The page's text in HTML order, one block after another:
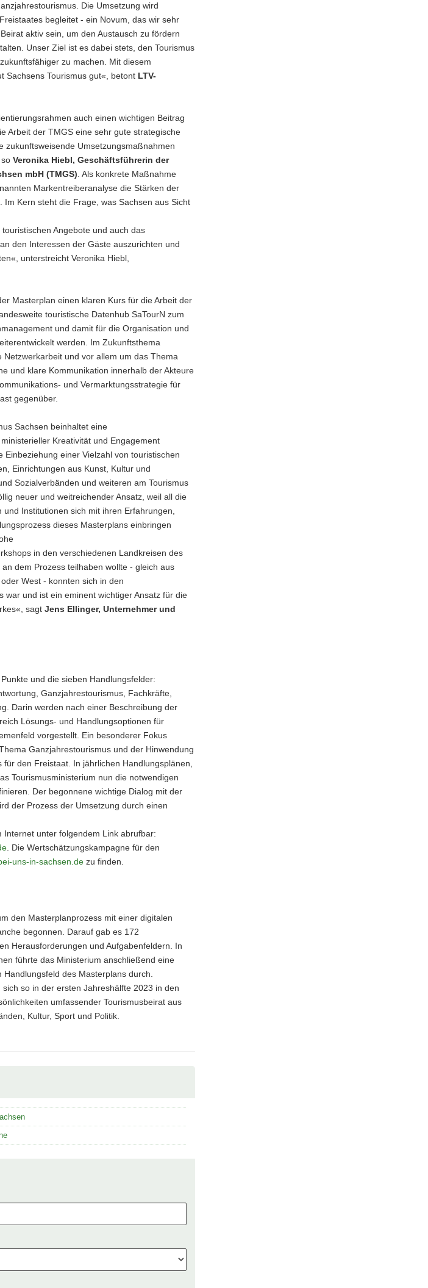
Die Umsetzung wird
begleitet - ein Novum, das wir sehr
aktiv sein, um den Austausch zu fördern
Unser Ziel ist es dabei stets, den Tourismus
zu machen. Mit diesem
Sachsens Tourismus gut«, betont LTV-
auch einen wichtigen Beitrag
Arbeit der TMGS eine sehr gute strategische
zukunftsweisende Umsetzungsmaßnahmen
Veronika Hiebl, Geschäftsführerin der
mbH (TMGS) . Als konkrete Maßnahme
Markentreiberanalyse die Stärken der
Kern steht die Frage, was Sachsen aus Sicht
Angebote und auch das
den Interessen der Gäste auszurichten und
unterstreicht Veronika Hiebl,
Masterplan einen klaren Kurs für die Arbeit der
touristische Datenhub SaTourN zum
und damit für die Organisation und
werden. Im Zukunftsthema
und vor allem um das Thema
und klare Kommunikation innerhalb der Akteure
und Vermarktungsstrategie für
gegenüber.
Sachsen beinhaltet eine
Kreativität und Engagement
einer Vielzahl von touristischen
Einrichtungen aus Kunst, Kultur und
Sozialverbänden und weiteren am Tourismus
neuer und weitreichender Ansatz, weil all die
Institutionen sich mit ihren Erfahrungen,
dieses Masterplans einbringen
in den verschiedenen Landkreisen des
dem Prozess teilhaben wollte - gleich aus
West - konnten sich in den
war und ist ein eminent wichtiger Ansatz für die
sagt Jens Ellinger, Unternehmer und
und die sieben Handlungsfelder:
Ganzjahrestourismus, Fachkräfte,
Darin werden nach einer Beschreibung der
Lösungs- und Handlungsoptionen für
vorgestellt. Ein besonderer Fokus
Ganzjahrestourismus und der Hinwendung
den Freistaat. In jährlichen Handlungsplänen,
Tourismusministerium nun die notwendigen
Der begonnene wichtige Dialog mit der
der Prozess der Umsetzung durch einen
Internet unter folgendem Link abrufbar:
. Die Wertschätzungskampagne für den
uns-in-sachsen.de zu finden.
den Masterplanprozess mit einer digitalen
begonnen. Darauf gab es 172
Herausforderungen und Aufgabenfeldern. In
führte das Ministerium anschließend eine
des Masterplans durch.
so in der ersten Jahreshälfte 2023 in den
umfassender Tourismusbeirat aus
Kultur, Sport und Politik.